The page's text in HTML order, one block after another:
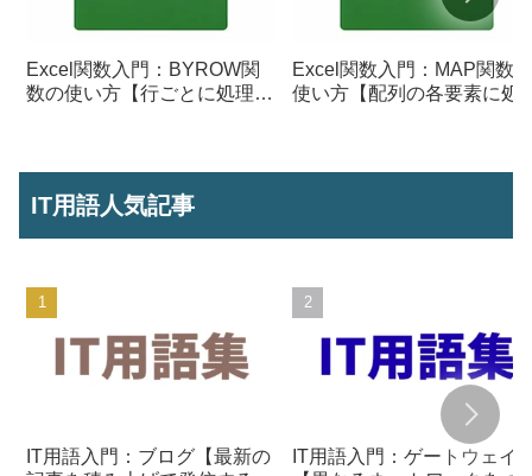
Excel関数入門：BYROW関
数の使い方【行ごとに処理を
Excel関数入門：MAP関数の
使い方【配列の各要素に処
IT用語人気記事
IT用語入門：ブログ【最新の
IT用語入門：ゲートウェイ